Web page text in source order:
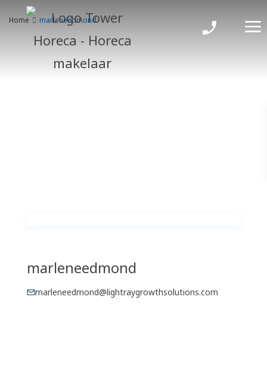
Home marleneedmond
marleneedmond
marleneedmond@lightraygrowthsolutions.com